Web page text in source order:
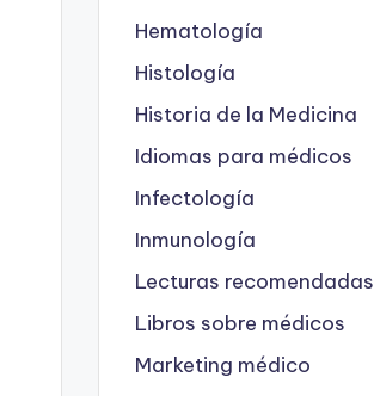
Hematología
Histología
Historia de la Medicina
Idiomas para médicos
Infectología
Inmunología
Lecturas recomendadas
Libros sobre médicos
Marketing médico